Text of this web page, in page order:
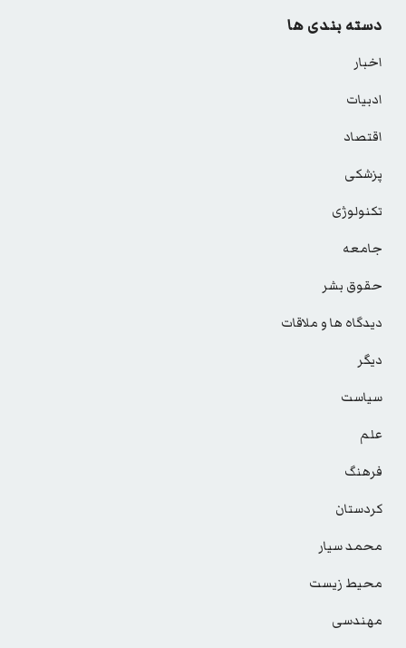
دسته بندی ها
اخبار
ادبیات
اقتصاد
پزشکی
تکنولوژی
جامعه
حقوق بشر
دیدگاه ها و ملاقات
دیگر
سیاست
علم
فرهنگ
کردستان
محمد سیار
محیط زیست
مهندسی